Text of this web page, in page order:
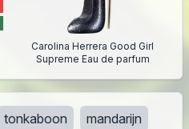
Carolina Herrera Good Girl
Supreme Eau de parfum
tonkaboon
mandarijn